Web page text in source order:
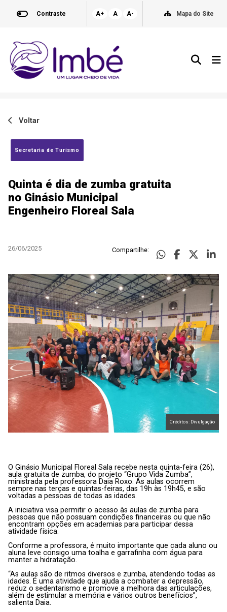
Contraste A+ A A- Mapa do Site
Voltar
Secretaria de Turismo
Quinta é dia de zumba gratuita
no Ginásio Municipal
Engenheiro Floreal Sala
26/06/2025 Compartilhe:
Créditos: Divulgação
O Ginásio Municipal Floreal Sala recebe nesta quinta-feira (26),
aula gratuita de zumba, do projeto “Grupo Vida Zumba”,
ministrada pela professora Daia Roxo. As aulas ocorrem
sempre nas terças e quintas-feiras, das 19h às 19h45, e são
voltadas a pessoas de todas as idades.
A iniciativa visa permitir o acesso às aulas de zumba para
pessoas que não possuam condições financeiras ou que não
encontram opções em academias para participar dessa
atividade física.
Conforme a professora, é muito importante que cada aluno ou
aluna leve consigo uma toalha e garrafinha com água para
manter a hidratação.
“As aulas são de ritmos diversos e zumba, atendendo todas as
idades. É uma atividade que ajuda a combater a depressão,
reduz o sedentarismo e promove a melhora das articulações,
além de estimular a memória e vários outros benefícios”,
salienta Daia.